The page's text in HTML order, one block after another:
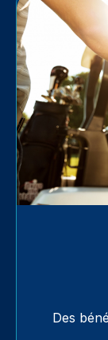
Des